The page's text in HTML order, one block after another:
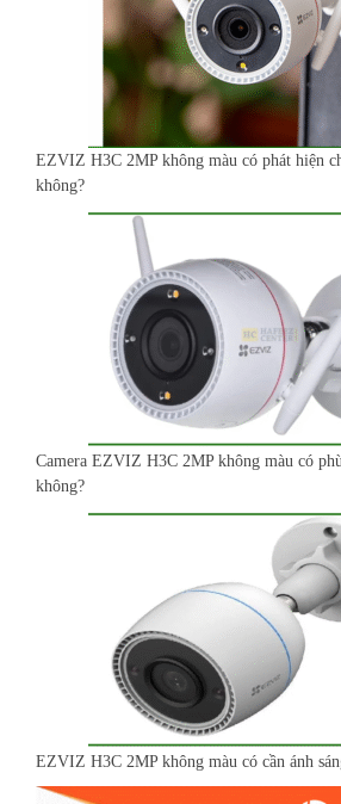
EZVIZ H3C 2MP không màu có phát hiện
không?
Camera EZVIZ H3C 2MP không màu có
không?
EZVIZ H3C 2MP không màu có cần ánh